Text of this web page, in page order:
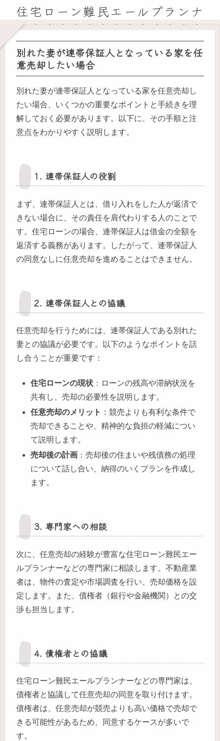
住宅ローン難民エールプランナ
ー広島基地
別れた妻が連帯保証人となっている家を任
意売却したい場合
別れた妻が連帯保証人となっている家を任意売却し
たい場合、いくつかの重要なポイントと手続きを理
解しておく必要があります。以下に、その手順と注
意点をわかりやすく説明します。
1. 連帯保証人の役割
まず、連帯保証人とは、借り入れをした人が返済で
きない場合に、その責任を肩代わりする人のことで
す。住宅ローンの場合、連帯保証人は借金の全額を
返済する義務があります。したがって、連帯保証人
の同意なしに任意売却を進めることはできません。
2. 連帯保証人との協議
任意売却を行うためには、連帯保証人である別れた
妻との協議が必要です。以下のようなポイントを話
し合うことが重要です：
住宅ローンの現状 ：ローンの残高や滞納状況を
共有し、売却の必要性を説明します。
任意売却のメリット ：競売よりも有利な条件で
売却できることや、精神的な負担の軽減につい
て説明します。
売却後の計画 ：売却後の住まいや残債務の処理
について話し合い、納得のいくプランを作成し
ます。
3. 専門家への相談
次に、任意売却の経験が豊富な住宅ローン難民エー
ルプランナーなどの専門家に相談します。不動産業
者は、物件の査定や市場調査を行い、売却価格を設
定します。また、債権者（銀行や金融機関）との交
渉も担当します。
4. 債権者との協議
住宅ローン難民エールプランナーなどの専門家は、
債権者と協議して任意売却の同意を取り付けます。
債権者は、任意売却が競売よりも高い価格で売却で
きる可能性があるため、同意するケースが多いで
す。